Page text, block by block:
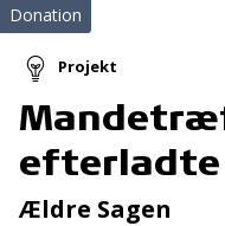
Donation
Projekt
efterladte
Ældre Sagen